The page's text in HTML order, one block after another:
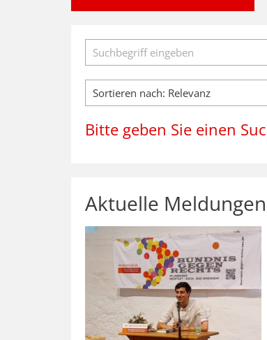
Suche
Bitte geben Sie einen
Aktuelle Meldungen